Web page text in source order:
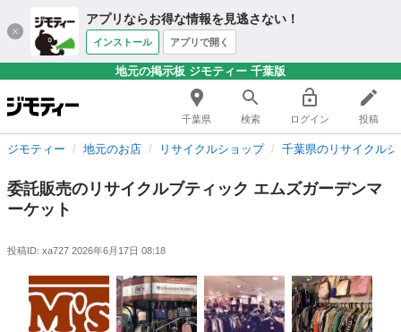
アプリならお得な情報を見逃さない！
インストール アプリで開く
地元の掲示板 ジモティー 千葉版
千葉県 検索 ログイン 投稿
ジモティー 地元のお店 リサイクルショップ 千葉県のリサイクルシ
委託販売のリサイクルブティック エムズガーデンマ
ーケット
投稿ID: xa727 2026年6月17日 08:18